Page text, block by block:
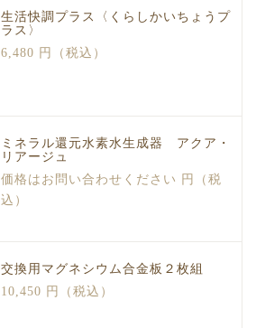
生活快調プラス〈くらしかいちょうプ
ラス〉
6,480 円（税込）
ミネラル還元水素水生成器 アクア・
リアージュ
価格はお問い合わせください 円（税
込）
交換用マグネシウム合金板２枚組
10,450 円（税込）